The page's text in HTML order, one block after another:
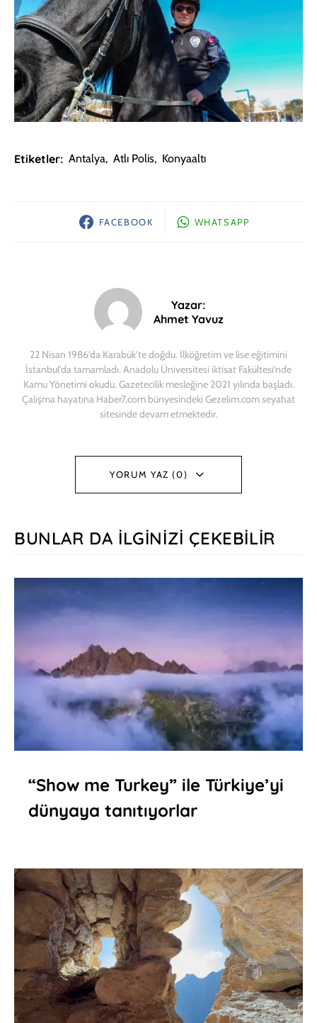
Etiketler: Antalya, Atlı Polis, Konyaaltı
FACEBOOK WHATSAPP
Yazar:
Ahmet Yavuz
22 Nisan 1986’da Karabük’te doğdu. İlköğretim ve lise eğitimini
İstanbul’da tamamladı. Anadolu Üniversitesi iktisat Fakültesi’nde
Kamu Yönetimi okudu. Gazetecilik mesleğine 2021 yılında başladı.
Çalışma hayatına Haber7.com bünyesindeki Gezelim.com seyahat
sitesinde devam etmektedir.
YORUM YAZ (0)
BUNLAR DA İLGINIZI ÇEKEBILIR
“Show me Turkey” ile Türkiye’yi
dünyaya tanıtıyorlar